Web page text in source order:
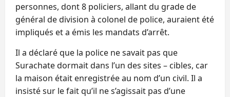
personnes, dont 8 policiers, allant du grade de
général de division à colonel de police, auraient été
impliqués et a émis les mandats d’arrêt.
Il a déclaré que la police ne savait pas que
Surachate dormait dans l’un des sites – cibles, car
la maison était enregistrée au nom d’un civil. Il a
insisté sur le fait qu’il ne s’agissait pas d’une